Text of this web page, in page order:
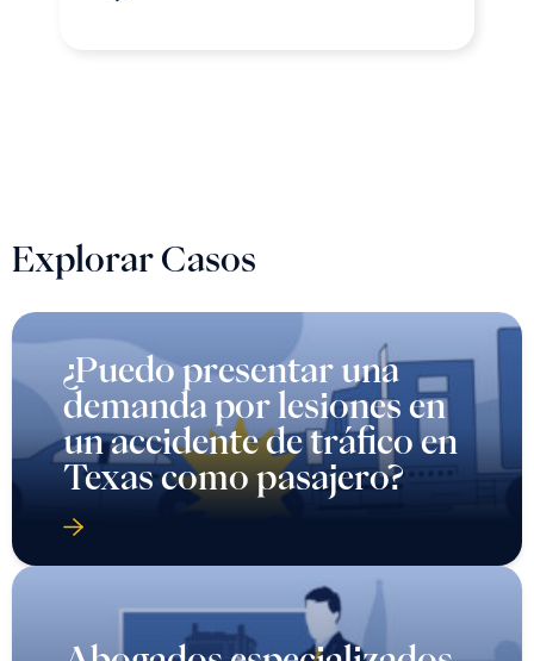
Explorar Casos
¿Puedo presentar una
demanda por lesiones en
un accidente de tráfico en
Texas como pasajero?